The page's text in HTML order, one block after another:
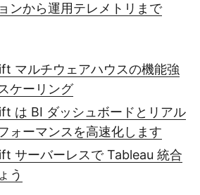
ンから運用テレメトリまで
マルチウェアハウスの機能強
ケーリング
は BI ダッシュボードとリアル
ォーマンスを高速化します
サーバーレスで Tableau 統合
う